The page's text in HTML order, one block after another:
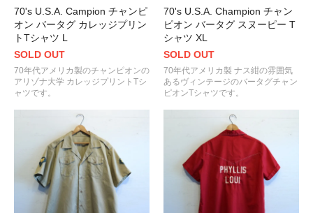
70's U.S.A. Campion チャンピ
オン バータグ カレッジプリン
トTシャツ L
SOLD OUT
70年代アメリカ製のチャンピオンの
アリゾナ大学 カレッジプリントTシ
ャツです。
70's U.S.A. Champion チャン
ピオン バータグ スヌーピー T
シャツ XL
SOLD OUT
70年代アメリカ製 ナス紺の雰囲気
あるヴィンテージのバータグチャン
ピオンTシャツです。